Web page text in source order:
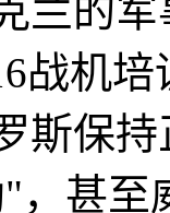
兰的
战机
斯保
，甚至